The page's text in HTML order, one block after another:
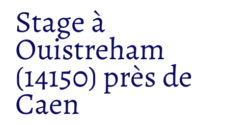
Stage à
Ouistreham
(14150) près de
Caen